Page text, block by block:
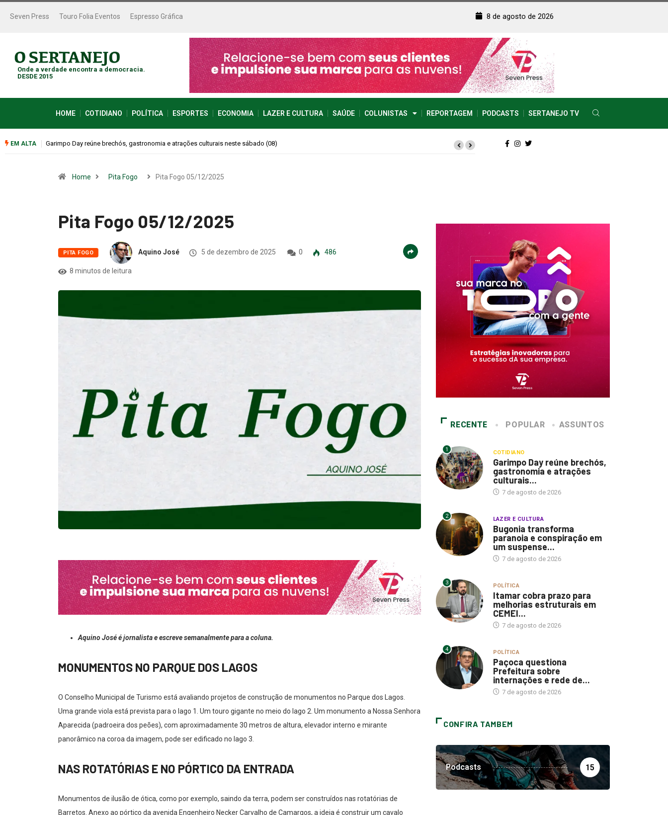
Seven Press Touro Folia Eventos Espresso Gráfica 8 de agosto de 2026
Onde a verdade encontra a democracia.
DESDE 2015
HOME COTIDIANO POLÍTICA ESPORTES ECONOMIA LAZER E CULTURA SAÚDE COLUNISTAS REPORTAGEM PODCASTS SERTANEJO TV
EM ALTA Bugonia transforma paranoia e conspiração em um suspense imprevisível
Home Pita Fogo Pita Fogo 05/12/2025
Pita Fogo 05/12/2025
PITA FOGO Aquino José 5 de dezembro de 2025 0 486
8 minutos de leitura
Aquino José é jornalista e escreve semanalmente para a coluna.
MONUMENTOS NO PARQUE DOS LAGOS
O Conselho Municipal de Turismo está avaliando projetos de construção de monumentos no Parque dos Lagos.
Uma grande viola está prevista para o lago 1. Um touro gigante no meio do lago 2. Um monumento a Nossa Senhora
Aparecida (padroeira dos peões), com aproximadamente 30 metros de altura, elevador interno e mirante
panorâmico na coroa da imagem, pode ser edificado no lago 3.
NAS ROTATÓRIAS E NO PÓRTICO DA ENTRADA
Monumentos de ilusão de ótica, como por exemplo, saindo da terra, podem ser construídos nas rotatórias de
Barretos. Anexo ao pórtico da avenida Engenheiro Necker Carvalho de Camargos, a ideia é construir um cavalo
RECENTE POPULAR ASSUNTOS
1 COTIDIANO
Garimpo Day reúne brechós,
gastronomia e atrações
culturais...
7 de agosto de 2026
2 LAZER E CULTURA
Bugonia transforma
paranoia e conspiração em
um suspense...
7 de agosto de 2026
3 POLÍTICA
Itamar cobra prazo para
melhorias estruturais em
CEMEI...
7 de agosto de 2026
4 POLÍTICA
Paçoca questiona
Prefeitura sobre
internações e rede de...
7 de agosto de 2026
CONFIRA TAMBEM
Podcasts 15